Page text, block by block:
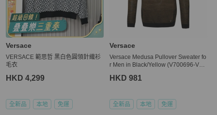
Versace
VERSACE 範思哲 黑白色圓領針織衫
毛衣
HKD 4,299
全新品 本地 免運
Versace
Versace Medusa Pullover Sweater fo
r Men in Black/Yellow (V700696-VK0
HKD 981
全新品 本地 免運